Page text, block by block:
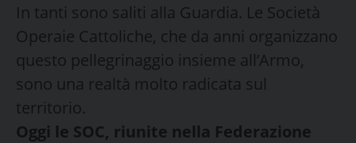
In tanti sono saliti alla Guardia. Le Società
Operaie Cattoliche, che da anni organizzano
questo pellegrinaggio insieme all’Armo,
sono una realtà molto radicata sul
territorio.
Oggi le SOC, riunite nella Federazione